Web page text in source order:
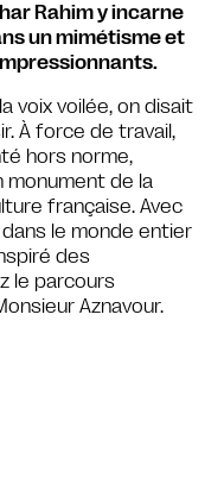
Rahim y incarne
un mimétisme et
voix voilée, on disait
À force de travail,
hors norme,
monument de la
française. Avec
le monde entier
des
le parcours
Aznavour.